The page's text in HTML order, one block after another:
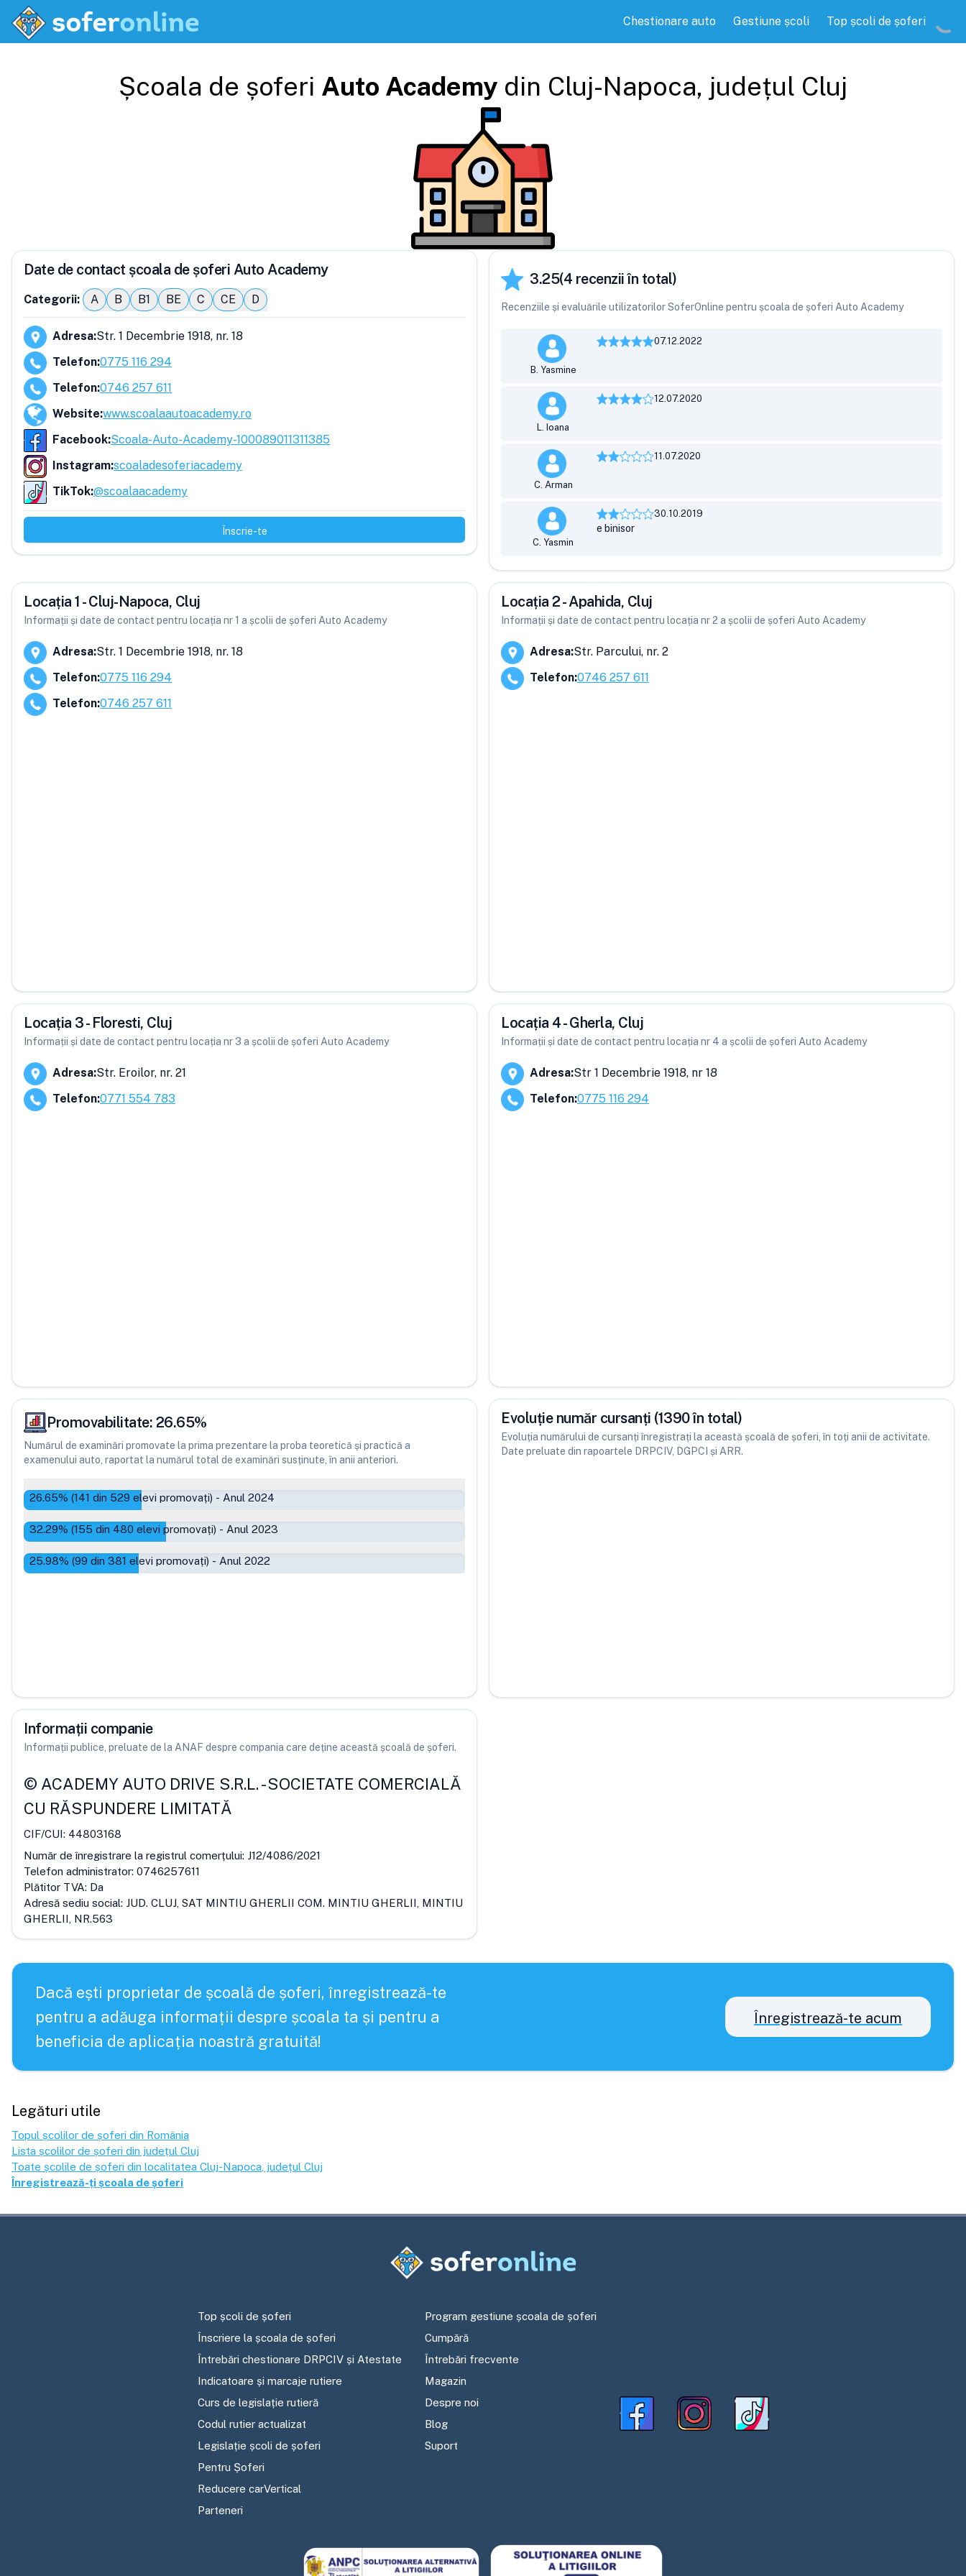
Chestionare auto Gestiune școli Top școli de șoferi
Școala de șoferi Auto Academy din Cluj-Napoca, județul Cluj
Date de contact școala de șoferi Auto Academy
Categorii: A B B1 BE C CE D
Adresa:Str. 1 Decembrie 1918, nr. 18
Telefon:0775 116 294
Telefon:0746 257 611
Website:www.scoalaautoacademy.ro
Facebook:Scoala-Auto-Academy-100089011311385
Instagram:scoaladesoferiacademy
TikTok:@scoalaacademy
Înscrie-te
3.25(4 recenzii în total)
Recenziile și evaluările utilizatorilor SoferOnline pentru școala de șoferi Auto Academy
B. Yasmine
07.12.2022
L. Ioana
12.07.2020
C. Arman
11.07.2020
C. Yasmin
30.10.2019
e binisor
Locația 1 - Cluj-Napoca, Cluj
Informații și date de contact pentru locația nr 1 a școlii de șoferi Auto Academy
Adresa:Str. 1 Decembrie 1918, nr. 18
Telefon:0775 116 294
Telefon:0746 257 611
Locația 2 - Apahida, Cluj
Informații și date de contact pentru locația nr 2 a școlii de șoferi Auto Academy
Adresa:Str. Parcului, nr. 2
Telefon:0746 257 611
Locația 3 - Floresti, Cluj
Informații și date de contact pentru locația nr 3 a școlii de șoferi Auto Academy
Adresa:Str. Eroilor, nr. 21
Telefon:0771 554 783
Locația 4 - Gherla, Cluj
Informații și date de contact pentru locația nr 4 a școlii de șoferi Auto Academy
Adresa:Str 1 Decembrie 1918, nr 18
Telefon:0775 116 294
Promovabilitate: 26.65%
Numărul de examinări promovate la prima prezentare la proba teoretică și practică a
examenului auto, raportat la numărul total de examinări susținute, în anii anteriori.
26.65% (141 din 529 elevi promovați) - Anul 2024
32.29% (155 din 480 elevi promovați) - Anul 2023
25.98% (99 din 381 elevi promovați) - Anul 2022
Evoluție număr cursanți (1390 în total)
Evoluția numărului de cursanți înregistrați la această școală de șoferi, în toți anii de activitate.
Date preluate din rapoartele DRPCIV, DGPCI și ARR.
Informații companie
Informații publice, preluate de la ANAF despre compania care deține această școală de șoferi.
© ACADEMY AUTO DRIVE S.R.L.-SOCIETATE COMERCIALĂ
CU RĂSPUNDERE LIMITATĂ
CIF/CUI: 44803168
Număr de înregistrare la registrul comerțului: J12/4086/2021
Telefon administrator: 0746257611
Plătitor TVA: Da
Adresă sediu social: JUD. CLUJ, SAT MINTIU GHERLII COM. MINTIU GHERLII, MINTIU
GHERLII, NR.563
Dacă ești proprietar de școală de șoferi, înregistrează-te
pentru a adăuga informații despre școala ta și pentru a
beneficia de aplicația noastră gratuită!
Înregistrează-te acum
Legături utile
Topul școlilor de șoferi din România
Lista școlilor de șoferi din județul Cluj
Toate școlile de șoferi din localitatea Cluj-Napoca , județul Cluj
Înregistrează-ți școala de șoferi
Top școli de șoferi
Înscriere la școala de șoferi
Întrebări chestionare DRPCIV și Atestate
Indicatoare și marcaje rutiere
Curs de legislație rutieră
Codul rutier actualizat
Legislație școli de șoferi
Pentru Șoferi
Reducere carVertical
Parteneri
Program gestiune școala de șoferi
Cumpără
Întrebări frecvente
Magazin
Despre noi
Blog
Suport